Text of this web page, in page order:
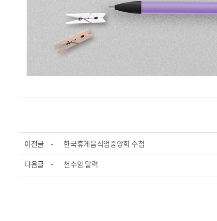
이전글
한국휴게음식업중앙회 수첩
다음글
천수암 달력